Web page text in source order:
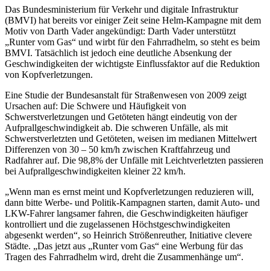
Das Bundesministerium für Verkehr und digitale Infrastruktur
(BMVI) hat bereits vor einiger Zeit seine Helm-Kampagne mit dem
Motiv von Darth Vader angekündigt: Darth Vader unterstützt
„Runter vom Gas“ und wirbt für den Fahrradhelm, so steht es beim
BMVI. Tatsächlich ist jedoch eine deutliche Absenkung der
Geschwindigkeiten der wichtigste Einflussfaktor auf die Reduktion
von Kopfverletzungen.
Eine Studie der Bundesanstalt für Straßenwesen von 2009 zeigt
Ursachen auf: Die Schwere und Häufigkeit von
Schwerstverletzungen und Getöteten hängt eindeutig von der
Aufprallgeschwindigkeit ab. Die schweren Unfälle, als mit
Schwerstverletzten und Getöteten, weisen im medianen Mittelwert
Differenzen von 30 – 50 km/h zwischen Kraftfahrzeug und
Radfahrer auf. Die 98,8% der Unfälle mit Leichtverletzten passieren
bei Aufprallgeschwindigkeiten kleiner 22 km/h.
„Wenn man es ernst meint und Kopfverletzungen reduzieren will,
dann bitte Werbe- und Politik-Kampagnen starten, damit Auto- und
LKW-Fahrer langsamer fahren, die Geschwindigkeiten häufiger
kontrolliert und die zugelassenen Höchstgeschwindigkeiten
abgesenkt werden“, so Heinrich Strößenreuther, Initiative clevere
Städte. „Das jetzt aus „Runter vom Gas“ eine Werbung für das
Tragen des Fahrradhelm wird, dreht die Zusammenhänge um“.